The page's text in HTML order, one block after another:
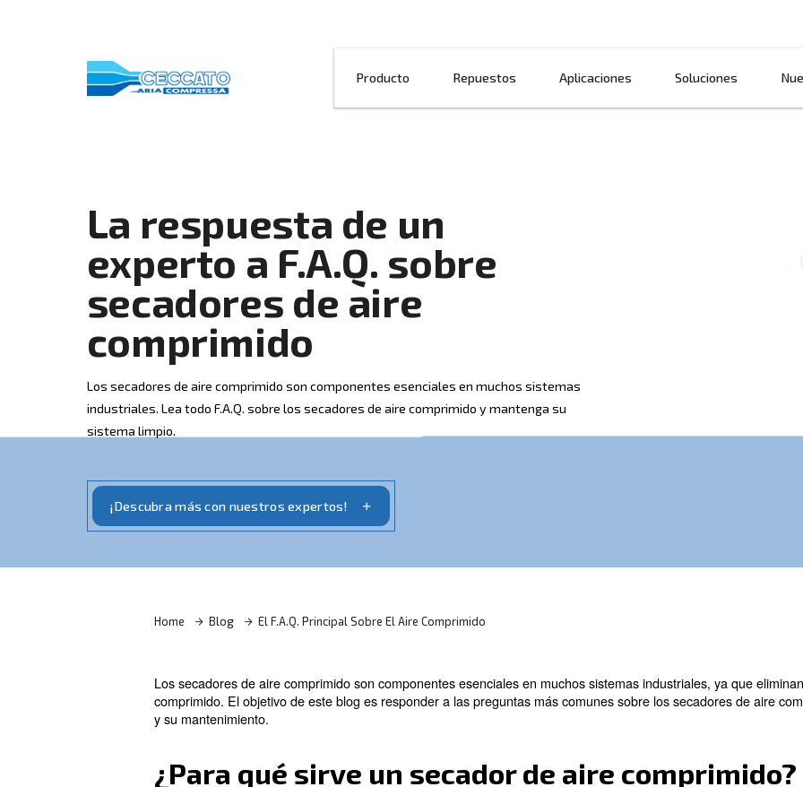
La respuesta de un
experto a F.A.Q. sobre
secadores de aire
comprimido
Los secadores de aire comprimido son componentes esenciales en muchos sistemas
industriales. Lea todo F.A.Q. sobre los secadores de aire comprimido y mantenga su
sistema limpio.
¡Descubra más con nuestros expertos!
Home Blog El F.A.Q. Principal Sobre El Aire Comprimido